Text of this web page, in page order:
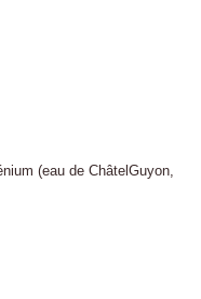
(eau de ChâtelGuyon,